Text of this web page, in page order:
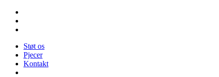
Videre
indhold
Støt os
Pjecer
Kontakt